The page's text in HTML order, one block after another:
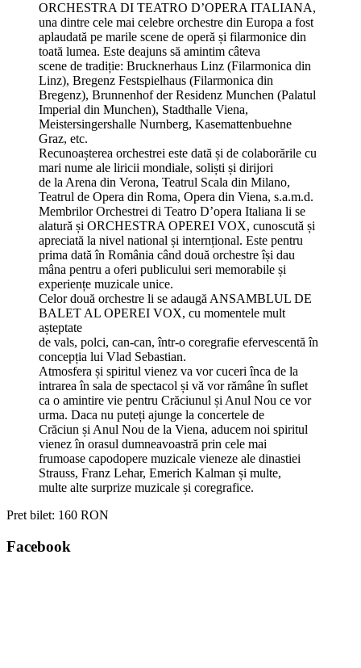
ORCHESTRA DI TEATRO D’OPERA ITALIANA,
una dintre cele mai celebre orchestre din Europa a fost
aplaudată pe marile scene de operă și filarmonice din
toată lumea. Este deajuns să amintim câteva
scene de tradiție: Brucknerhaus Linz (Filarmonica din
Linz), Bregenz Festspielhaus (Filarmonica din
Bregenz), Brunnenhof der Residenz Munchen (Palatul
Imperial din Munchen), Stadthalle Viena,
Meistersingershalle Nurnberg, Kasemattenbuehne
Graz, etc.
Recunoașterea orchestrei este dată și de colaborările cu
mari nume ale liricii mondiale, soliști și dirijori
de la Arena din Verona, Teatrul Scala din Milano,
Teatrul de Opera din Roma, Opera din Viena, s.a.m.d.
Membrilor Orchestrei di Teatro D’opera Italiana li se
alatură și ORCHESTRA OPEREI VOX, cunoscută și
apreciată la nivel national și internțional. Este pentru
prima dată în România când două orchestre își dau
mâna pentru a oferi publicului seri memorabile și
experiențe muzicale unice.
Celor două orchestre li se adaugă ANSAMBLUL DE
BALET AL OPEREI VOX, cu momentele mult
așteptate
de vals, polci, can-can, într-o coregrafie efervescentă în
concepția lui Vlad Sebastian.
Atmosfera și spiritul vienez va vor cuceri înca de la
intrarea în sala de spectacol și vă vor rămâne în suflet
ca o amintire vie pentru Crăciunul și Anul Nou ce vor
urma. Daca nu puteți ajunge la concertele de
Crăciun și Anul Nou de la Viena, aducem noi spiritul
vienez în orasul dumneavoastră prin cele mai
frumoase capodopere muzicale vieneze ale dinastiei
Strauss, Franz Lehar, Emerich Kalman și multe,
multe alte surprize muzicale și coregrafice.
Pret bilet: 160 RON
Facebook